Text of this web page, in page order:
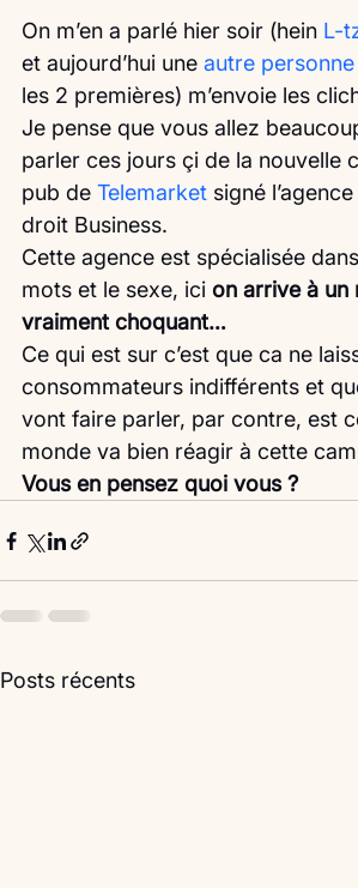
On m’en a parlé hier soir (hein L-
et aujourd’hui une autre personne
les 2 premières) m’envoie les
Je pense que vous allez
parler ces jours çi de la nouvelle
pub de Telemarket signé
droit Business.
Cette agence est spécialisée
mots et le sexe, ici on arrive à un
vraiment choquant…
Ce qui est sur c’est que ca ne
consommateurs indifférents et
vont faire parler, par contre, est
monde va bien réagir à cette
Vous en pensez quoi vous ?
Posts récents